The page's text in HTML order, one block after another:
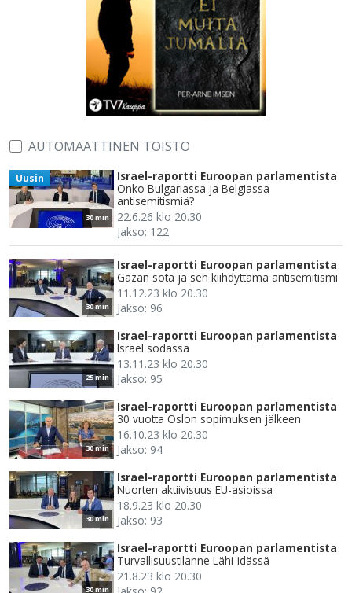
AUTOMAATTINEN TOISTO
30 min
Uusin
Israel-raportti Euroopan parlamentista
Onko Bulgariassa ja Belgiassa
antisemitismiä?
22.6.26 klo 20.30
Jakso: 122
30 min
Israel-raportti Euroopan parlamentista
Gazan sota ja sen kiihdyttämä antisemitismi
11.12.23 klo 20.30
Jakso: 96
25 min
Israel-raportti Euroopan parlamentista
Israel sodassa
13.11.23 klo 20.30
Jakso: 95
30 min
Israel-raportti Euroopan parlamentista
30 vuotta Oslon sopimuksen jälkeen
16.10.23 klo 20.30
Jakso: 94
30 min
Israel-raportti Euroopan parlamentista
Nuorten aktiivisuus EU-asioissa
18.9.23 klo 20.30
Jakso: 93
30 min
Israel-raportti Euroopan parlamentista
Turvallisuustilanne Lähi-idässä
21.8.23 klo 20.30